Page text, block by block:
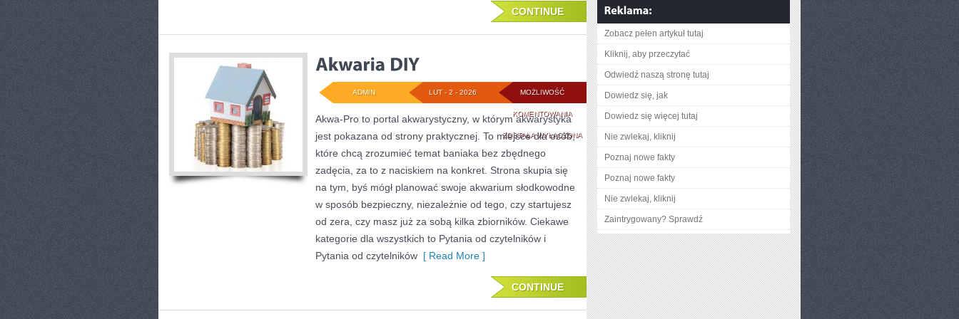
CONTINUE
MOŻLIWOŚĆ
KOMENTOWANIAAKWARIA
DIY
ZOSTAŁA WYŁĄCZONA
LUT - 2 - 2026
ADMIN
Akwa-Pro to portal akwarystyczny, w którym akwarystyka
jest pokazana od strony praktycznej. To miejsce dla osób,
które chcą zrozumieć temat baniaka bez zbędnego
zadęcia, za to z naciskiem na konkret. Strona skupia się
na tym, byś mógł planować swoje akwarium słodkowodne
w sposób bezpieczny, niezależnie od tego, czy startujesz
od zera, czy masz już za sobą kilka zbiorników. Ciekawe
kategorie dla wszystkich to Pytania od czytelników i
Pytania od czytelników [ Read More ]
CONTINUE
Zobacz pełen artykuł tutaj
Kliknij, aby przeczytać
Odwiedź naszą stronę tutaj
Dowiedz się, jak
Dowiedz się więcej tutaj
Nie zwlekaj, kliknij
Poznaj nowe fakty
Poznaj nowe fakty
Nie zwlekaj, kliknij
Zaintrygowany? Sprawdź